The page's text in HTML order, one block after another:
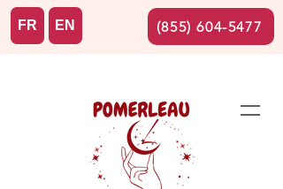
FR EN (855) 604-5477